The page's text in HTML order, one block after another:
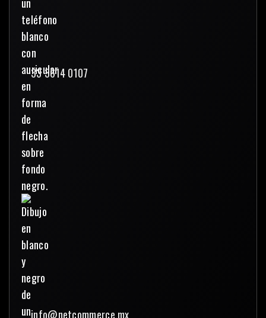
33 3614 0107
info@netcommerce.mx